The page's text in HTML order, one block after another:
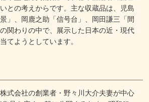
との考えからです。主な収蔵品は、児島
」、岡鹿之助「信号台」、岡田謙三「間
関わりの中で、展示した日本の近・現代
てようとしています。
式会社の創業者・野々川大介夫妻が中心